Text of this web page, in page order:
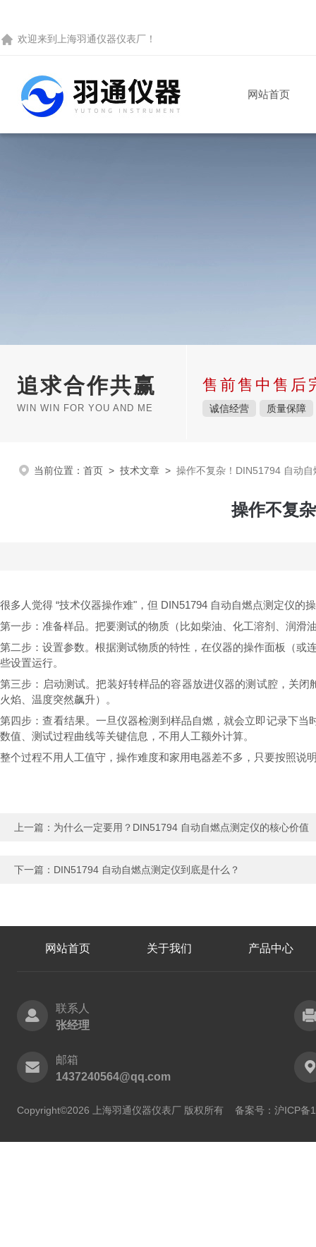
欢迎来到 上海羽通仪器仪表厂 ！
网站首页
追求合作共赢
WIN WIN FOR YOU AND ME
售前售中售后
诚信经营 质量保障
当前位置： 首页 > 技术文章 > 操作不复杂！DIN51794 自动
操作不复
很多人觉得 “技术仪器操作难"，但 DIN51794 自动自燃点测定仪的
第一步：准备样品。把要测试的物质（比如柴油、化工溶剂、润
第二步：设置参数。根据测试物质的特性，在仪器的操作面板（或
些设置运行。
第三步：启动测试。把装好转样品的容器放进仪器的测试腔，关
火焰、温度突然飙升）。
第四步：查看结果。一旦仪器检测到样品自燃，就会立即记录下
数值、测试过程曲线等关键信息，不用人工额外计算。
整个过程不用人工值守，操作难度和家用电器差不多，只要按照说
上一篇： 为什么一定要用？DIN51794 自动自燃点测定仪的核心价值
下一篇： DIN51794 自动自燃点测定仪到底是什么？
网站首页 关于我们 产品中心
联系人
张经理
邮箱
1437240564@qq.com
Copyright©2026 上海羽通仪器仪表厂 版权所有 备案号：沪ICP备